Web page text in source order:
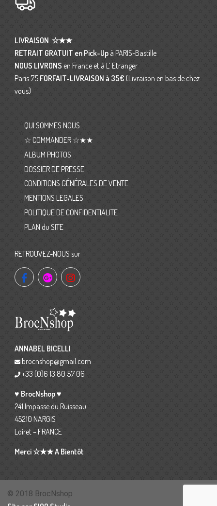
LIVRAISON ☆★★
RETRAIT GRATUIT en Pick-Up à PARIS-Bastille
NOUS LIVRONS en France et à L’ Etranger
Paris 75 FORFAIT-LIVRAISON à 35€ (Livraison en bas de chez
vous)
QUI SOMMES NOUS
☆ COMMANDER ☆★★
ALBUM PHOTOS
DOSSIER DE PRESSE
CONDITIONS GÉNÉRALES DE VENTE
MENTIONS LEGALES
POLITIQUE DE CONFIDENTIALITE
PLAN du SITE
RETROUVEZ-NOUS sur
ANNABEL BICELLI
brocnshop@gmail.com
+33 (0)6 13 80 57 06
♥ BrocNshop ♥
241 Impasse du Ruisseau
45210 NARGIS
Loiret – FRANCE
Merci ☆★★ A Bientôt
© 2018 BrocNshop